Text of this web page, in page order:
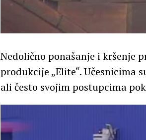
Nedolično ponašanje i kršenje
produkcije „Elite“. Učesnicima
ali često svojim postupcima